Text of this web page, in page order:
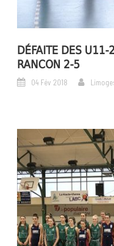
DÉFAITE DES U11-
RANCON 2-5
04 Fév 2018